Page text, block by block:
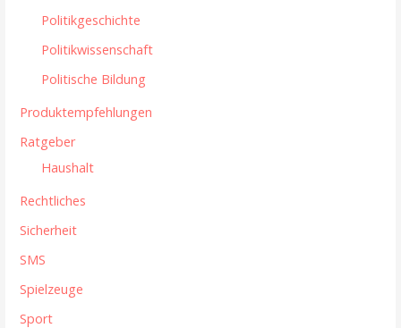
Politikgeschichte
Politikwissenschaft
Politische Bildung
Produktempfehlungen
Ratgeber
Haushalt
Rechtliches
Sicherheit
SMS
Spielzeuge
Sport